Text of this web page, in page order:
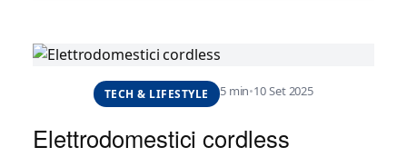
TECH & LIFESTYLE 5 min•10 Set 2025
Elettrodomestici cordless